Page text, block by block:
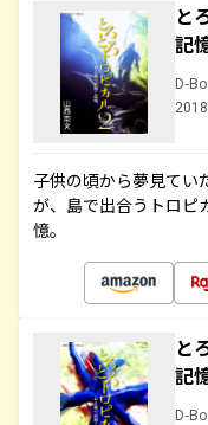
と
記
D-
子供の頃から夢見てい
が、島で出合うトロピ
憶。
と
記
D-